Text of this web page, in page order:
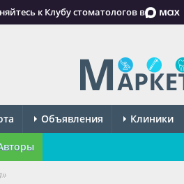
к Клубу стоматологов в
Объявления Клиники